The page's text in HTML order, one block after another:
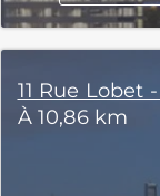
11 Rue Lobet
À 10,86 km